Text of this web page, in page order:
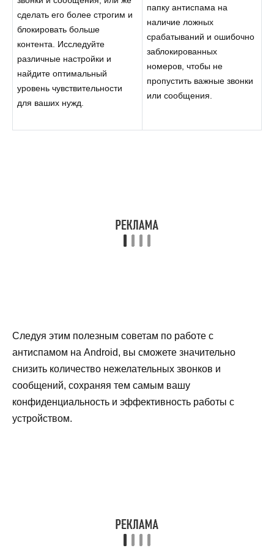
сделать его более строгим и
блокировать больше
контента. Исследуйте
различные настройки и
найдите оптимальный
уровень чувствительности
для ваших нужд.
папку антиспама на
наличие ложных
срабатываний и ошибочно
заблокированных
номеров, чтобы не
пропустить важные звонки
или сообщения.
Следуя этим полезным советам по работе с
антиспамом на Android, вы сможете значительно
снизить количество нежелательных звонков и
сообщений, сохраняя тем самым вашу
конфиденциальность и эффективность работы с
устройством.